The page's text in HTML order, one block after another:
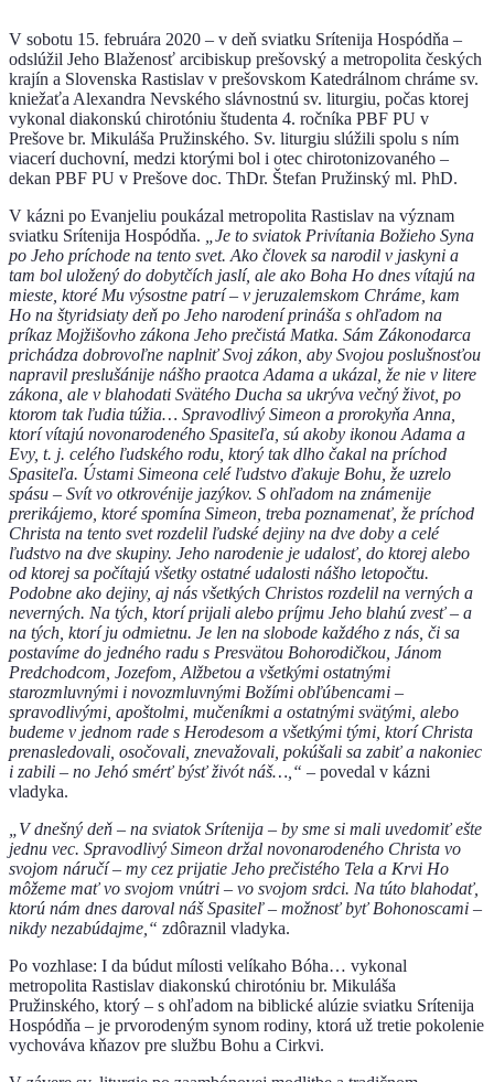
V sobotu 15. februára 2020 – v deň sviatku Srítenija Hospódňa –
odslúžil Jeho Blaženosť arcibiskup prešovský a metropolita českých
krajín a Slovenska Rastislav v prešovskom Katedrálnom chráme sv.
kniežaťa Alexandra Nevského slávnostnú sv. liturgiu, počas ktorej
vykonal diakonskú chirotóniu študenta 4. ročníka PBF PU v
Prešove br. Mikuláša Pružinského. Sv. liturgiu slúžili spolu s ním
viacerí duchovní, medzi ktorými bol i otec chirotonizovaného –
dekan PBF PU v Prešove doc. ThDr. Štefan Pružinský ml. PhD.
V kázni po Evanjeliu poukázal metropolita Rastislav na význam
sviatku Srítenija Hospódňa.
„Je to sviatok Privítania Božieho Syna
po Jeho príchode na tento svet. Ako človek sa narodil v jaskyni a
tam bol uložený do dobytčích jaslí, ale ako Boha Ho dnes vítajú na
mieste, ktoré Mu výsostne patrí – v jeruzalemskom Chráme, kam
Ho na štyridsiaty deň po Jeho narodení prináša s ohľadom na
príkaz Mojžišovho zákona Jeho prečistá Matka. Sám Zákonodarca
prichádza dobrovoľne naplniť Svoj zákon, aby Svojou poslušnosťou
napravil preslušánije nášho praotca Adama a ukázal, že nie v litere
zákona, ale v blahodati Svätého Ducha sa ukrýva večný život, po
ktorom tak ľudia túžia… Spravodlivý Simeon a prorokyňa Anna,
ktorí vítajú novonarodeného Spasiteľa, sú akoby ikonou Adama a
Evy, t. j. celého ľudského rodu, ktorý tak dlho čakal na príchod
Spasiteľa. Ústami Simeona celé ľudstvo ďakuje Bohu, že uzrelo
spásu – Svít vo otkrovénije jazýkov. S ohľadom na známenije
prerikájemo, ktoré spomína Simeon, treba poznamenať, že príchod
Christa na tento svet rozdelil ľudské dejiny na dve doby a celé
ľudstvo na dve skupiny. Jeho narodenie je udalosť, do ktorej alebo
od ktorej sa počítajú všetky ostatné udalosti nášho letopočtu.
Podobne ako dejiny, aj nás všetkých Christos rozdelil na verných a
neverných. Na tých, ktorí prijali alebo príjmu Jeho blahú zvesť – a
na tých, ktorí ju odmietnu. Je len na slobode každého z nás, či sa
postavíme do jedného radu s Presvätou Bohorodičkou, Jánom
Predchodcom, Jozefom, Alžbetou a všetkými ostatnými
starozmluvnými i novozmluvnými Božími obľúbencami –
spravodlivými, apoštolmi, mučeníkmi a ostatnými svätými, alebo
budeme v jednom rade s Herodesom a všetkými tými, ktorí Christa
prenasledovali, osočovali, znevažovali, pokúšali sa zabiť a nakoniec
i zabili – no Jehó smérť býsť živót náš…,“ – povedal v kázni
vladyka.
„V dnešný deň – na sviatok Srítenija – by sme si mali uvedomiť ešte
jednu vec. Spravodlivý Simeon držal novonarodeného Christa vo
svojom náručí – my cez prijatie Jeho prečistého Tela a Krvi Ho
môžeme mať vo svojom vnútri – vo svojom srdci. Na túto blahodať,
ktorú nám dnes daroval náš Spasiteľ – možnosť byť Bohonoscami –
nikdy nezabúdajme,“ zdôraznil vladyka.
Po vozhlase: I da búdut mílosti velíkaho Bóha… vykonal
metropolita Rastislav diakonskú chirotóniu br. Mikuláša
Pružinského, ktorý – s ohľadom na biblické alúzie sviatku Srítenija
Hospódňa – je prvorodeným synom rodiny, ktorá už tretie pokolenie
vychováva kňazov pre službu Bohu a Cirkvi.